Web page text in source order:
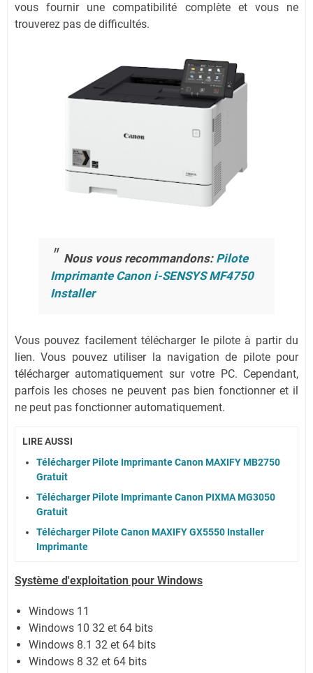
vous fournir une compatibilité complète et vous ne
trouverez pas de difficultés.
Nous vous recommandons: Pilote
Imprimante Canon i-SENSYS MF4750
Installer
Vous pouvez facilement télécharger le pilote à partir du
lien.Vous pouvez utiliser la navigation de pilote pour
télécharger automatiquement sur votre PC. Cependant,
parfois les choses ne peuvent pas bien fonctionner et il
ne peut pas fonctionner automatiquement.
LIRE AUSSI
Télécharger Pilote Imprimante Canon MAXIFY MB2750
Gratuit
Télécharger Pilote Imprimante Canon PIXMA MG3050
Gratuit
Télécharger Pilote Canon MAXIFY GX5550 Installer
Imprimante
Système d'exploitation pour Windows
Windows 11
Windows 10 32 et 64 bits
Windows 8.1 32 et 64 bits
Windows 8 32 et 64 bits